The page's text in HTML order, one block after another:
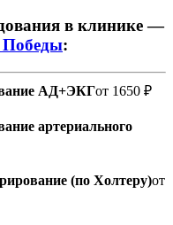
в клинике —
Победы:
АД+ЭКГот 1650 ₽
артериального
(по Холтеру)от